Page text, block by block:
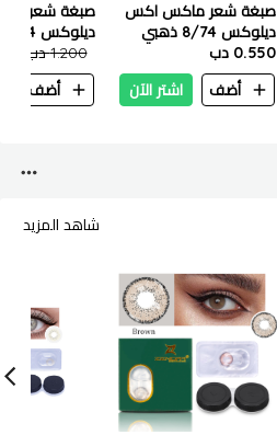
صبغة شعر ماكس اكس
ديلوكس 8/74 ذهبي
ساطع 100 مل
0.550 دب
أضف
اشتر الآن
صبغة شعر
غامق 100 مل
1.200 دب
أضف
شاهد المزيد